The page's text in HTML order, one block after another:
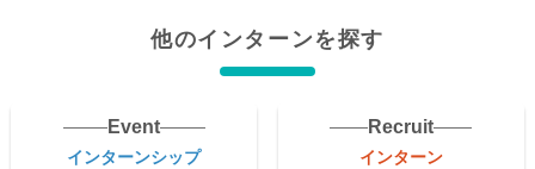
他のインターンを探す
Event
インターンシップ
Recruit
インターン